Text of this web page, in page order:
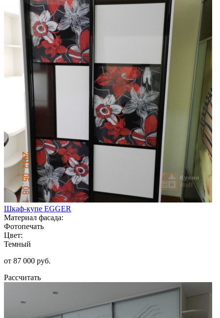
Шкаф-купе EGGER
Материал фасада:
Фотопечать
Цвет:
Темный
от 87 000 руб.
Рассчитать